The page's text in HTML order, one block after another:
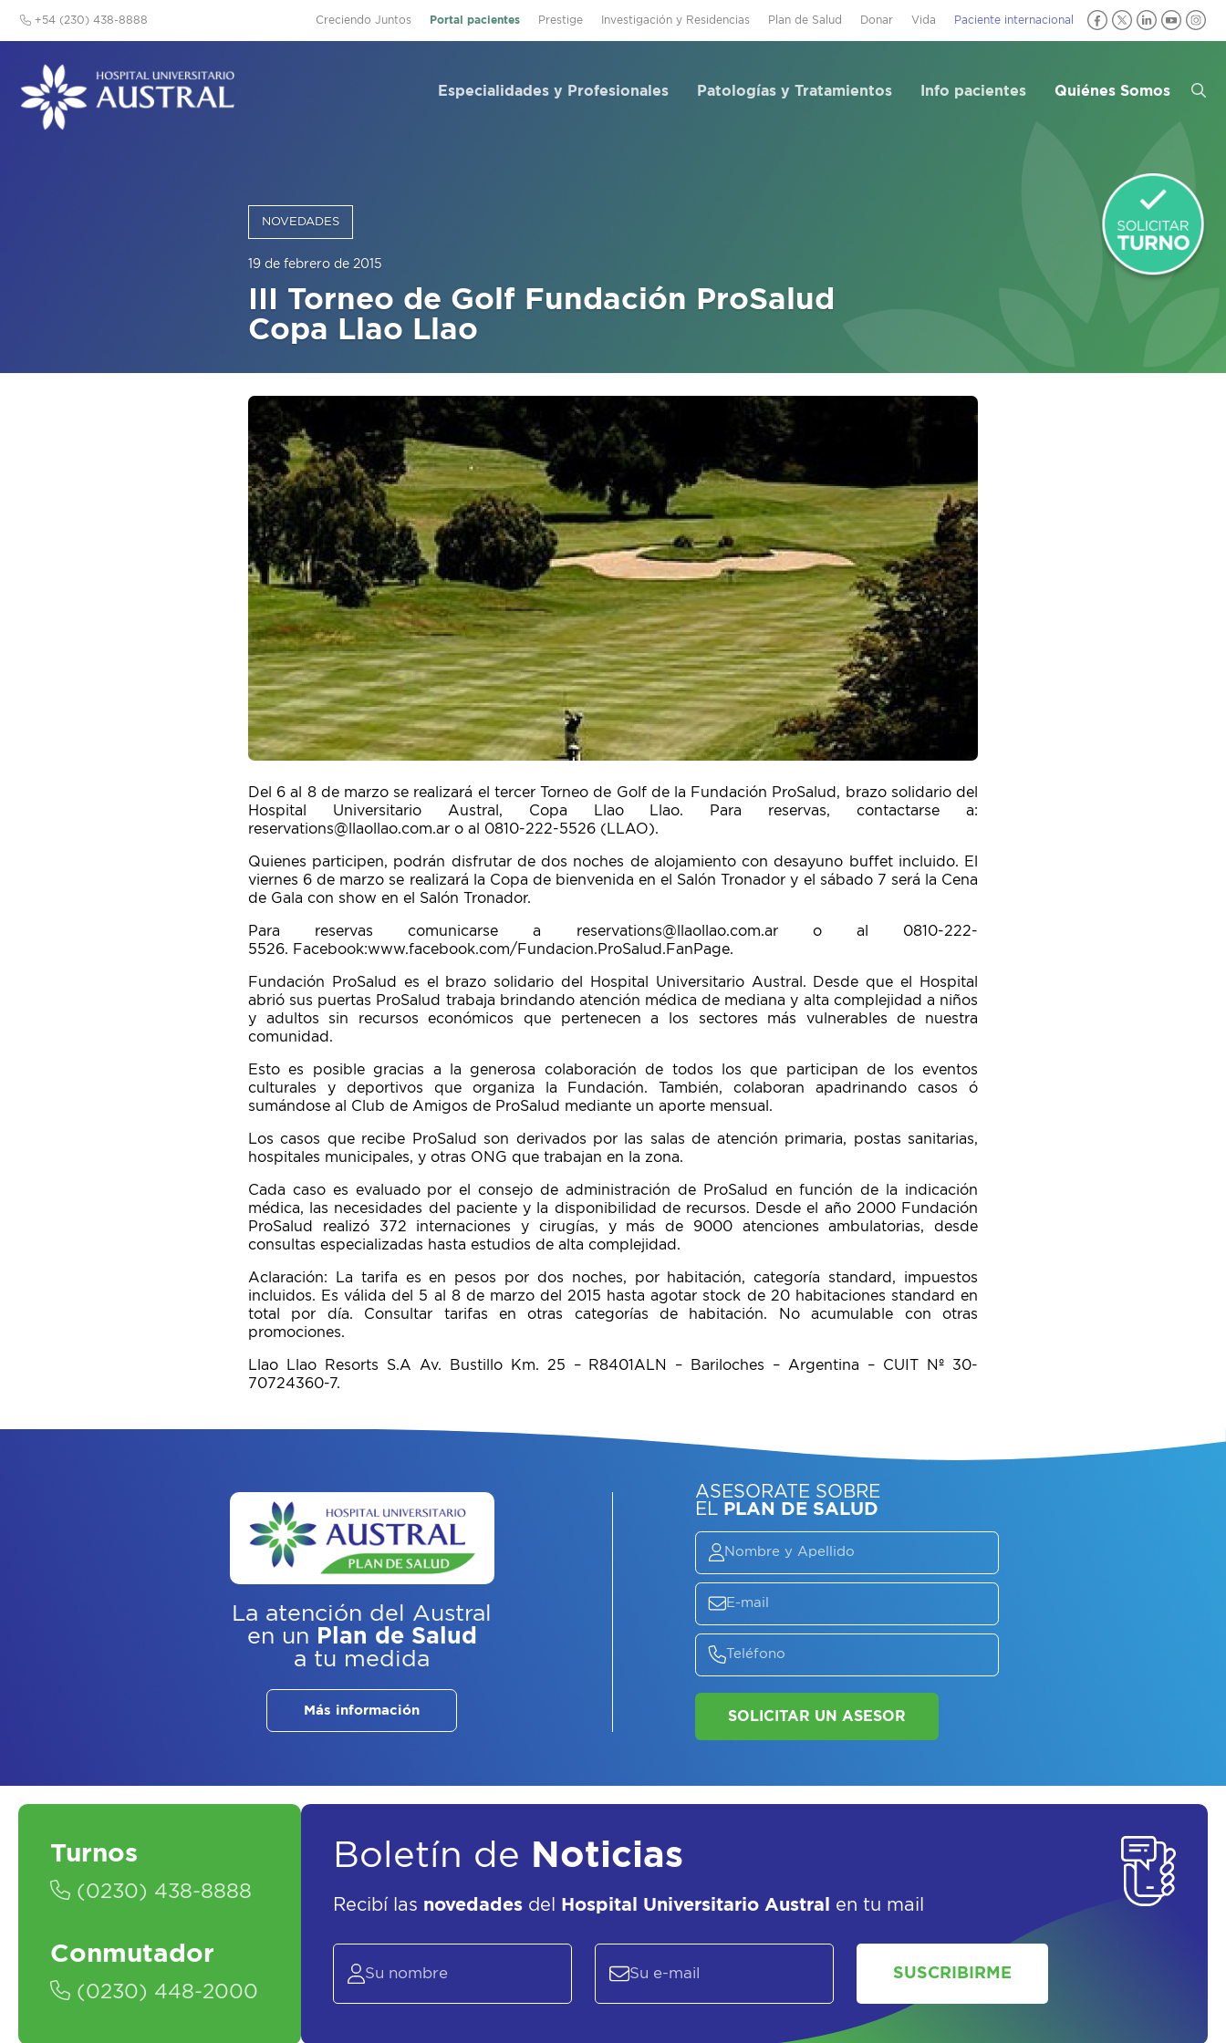
Creciendo Juntos Portal pacientes Prestige Investigación y Residencias Plan de Salud Donar Vida Paciente internacional
+54 (230) 438-8888
Especialidades y Profesionales Patologías y Tratamientos Info pacientes Quiénes Somos
NOVEDADES
19 de febrero de 2015
III Torneo de Golf Fundación ProSalud
Copa Llao Llao
Del 6 al 8 de marzo se realizará el tercer Torneo de Golf de la Fundación ProSalud, brazo solidario del
Hospital Universitario Austral, Copa Llao Llao. Para reservas, contactarse a:
reservations@llaollao.com.ar o al 0810-222-5526 (LLAO).
Quienes participen, podrán disfrutar de dos noches de alojamiento con desayuno buffet incluido. El
viernes 6 de marzo se realizará la Copa de bienvenida en el Salón Tronador y el sábado 7 será la Cena
de Gala con show en el Salón Tronador.
Para reservas comunicarse a reservations@llaollao.com.ar o al 0810-222-
5526. Facebook:www.facebook.com/Fundacion.ProSalud.FanPage.
Fundación ProSalud es el brazo solidario del Hospital Universitario Austral. Desde que el Hospital
abrió sus puertas ProSalud trabaja brindando atención médica de mediana y alta complejidad a niños
y adultos sin recursos económicos que pertenecen a los sectores más vulnerables de nuestra
comunidad.
Esto es posible gracias a la generosa colaboración de todos los que participan de los eventos
culturales y deportivos que organiza la Fundación. También, colaboran apadrinando casos ó
sumándose al Club de Amigos de ProSalud mediante un aporte mensual.
Los casos que recibe ProSalud son derivados por las salas de atención primaria, postas sanitarias,
hospitales municipales, y otras ONG que trabajan en la zona.
Cada caso es evaluado por el consejo de administración de ProSalud en función de la indicación
médica, las necesidades del paciente y la disponibilidad de recursos. Desde el año 2000 Fundación
ProSalud realizó 372 internaciones y cirugías, y más de 9000 atenciones ambulatorias, desde
consultas especializadas hasta estudios de alta complejidad.
Aclaración: La tarifa es en pesos por dos noches, por habitación, categoría standard, impuestos
incluidos. Es válida del 5 al 8 de marzo del 2015 hasta agotar stock de 20 habitaciones standard en
total por día. Consultar tarifas en otras categorías de habitación. No acumulable con otras
promociones.
Llao Llao Resorts S.A Av. Bustillo Km. 25 – R8401ALN – Bariloches – Argentina – CUIT Nº 30-
70724360-7.
La atención del Austral
en un Plan de Salud
a tu medida
Más información
ASESORATE SOBRE
ELPLAN DE SALUD
SOLICITAR UN ASESOR
Turnos
(0230) 438-8888
Conmutador
(0230) 448-2000
Boletín de Noticias
Recibí las novedades del Hospital Universitario Austral en tu mail
SUSCRIBIRME